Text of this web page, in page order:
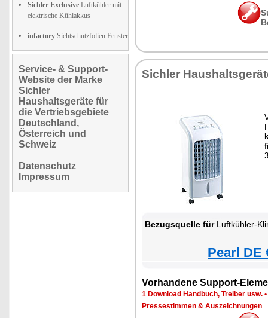
Sichler Exclusive Luftkühler mit
elektrische Kühlakkus
infactory Sichtschutzfolien Fenster
Service- & Support-
Website der Marke
Sichler
Haushaltsgeräte für
die Vertriebsgebiete
Deutschland,
Österreich und
Schweiz
Datenschutz
Impressum
Sichler
Bezugsquelle fürLuftkühler-
Pearl DE
Vorhandene Support-
1 Download Handbuch, Treiber usw. •
Pressestimmen & Auszeichnungen